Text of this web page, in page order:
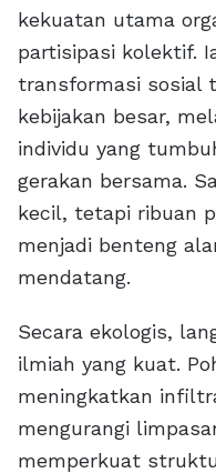
kekuatan utama
partisipasi kolektif.
transformasi sosial
kebijakan besar,
individu yang
gerakan bersama.
kecil, tetapi ribuan
menjadi benteng
mendatang.
Secara ekologis,
ilmiah yang kuat.
meningkatkan
mengurangi
memperkuat